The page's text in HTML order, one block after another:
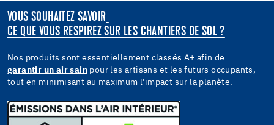
VOUS SOUHAITEZ SAVOIR
CE QUE VOUS RESPIREZ SUR LES CHANTIERS DE SOL ?
Nos produits sont essentiellement classés A+ afin de
garantir un air sain pour les artisans et les futurs occupants,
tout en minimisant au maximum l'impact sur la planète.